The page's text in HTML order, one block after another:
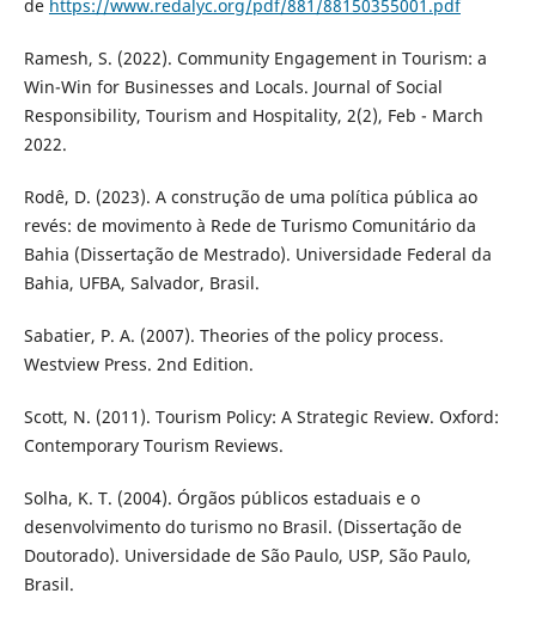
de https://www.redalyc.org/pdf/881/88150355001.pdf
Ramesh, S. (2022). Community Engagement in Tourism: a
Win-Win for Businesses and Locals. Journal of Social
Responsibility, Tourism and Hospitality, 2(2), Feb - March
2022.
Rodê, D. (2023). A construção de uma política pública ao
revés: de movimento à Rede de Turismo Comunitário da
Bahia (Dissertação de Mestrado). Universidade Federal da
Bahia, UFBA, Salvador, Brasil.
Sabatier, P. A. (2007). Theories of the policy process.
Westview Press. 2nd Edition.
Scott, N. (2011). Tourism Policy: A Strategic Review. Oxford:
Contemporary Tourism Reviews.
Solha, K. T. (2004). Órgãos públicos estaduais e o
desenvolvimento do turismo no Brasil. (Dissertação de
Doutorado). Universidade de São Paulo, USP, São Paulo,
Brasil.